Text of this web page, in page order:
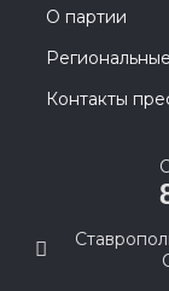
О партии
Контакты